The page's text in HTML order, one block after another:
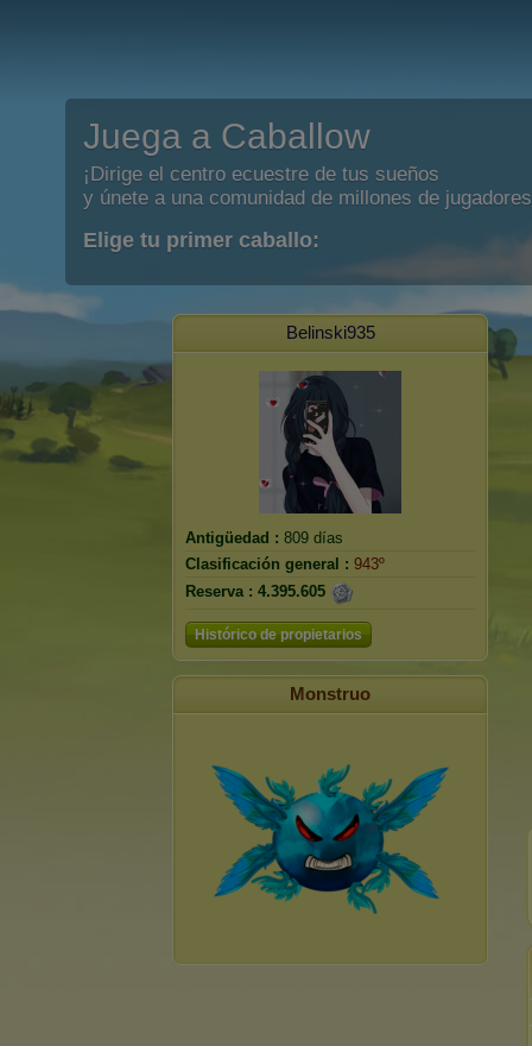
Juega a Caballow
¡Dirige el centro ecuestre de tus sueños
y únete a una comunidad de millones de
Elige tu primer caballo:
Belinski935
Antigüedad : 809 días
Clasificación general : 943º
Reserva : 4.395.605
Histórico de propietarios
Monstruo